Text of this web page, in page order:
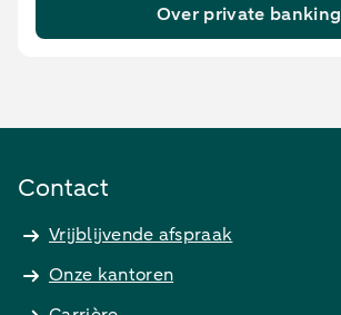
Over private banking
Contact
Vrijblijvende afspraak
Onze kantoren